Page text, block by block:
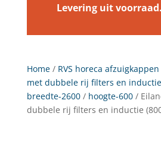
Levering uit voorraad.
Home/ RVS horeca afzuigkappen
met dubbele rij filters en inductie
breedte-2600/ hoogte-600/
dubbele rij filters en inductie